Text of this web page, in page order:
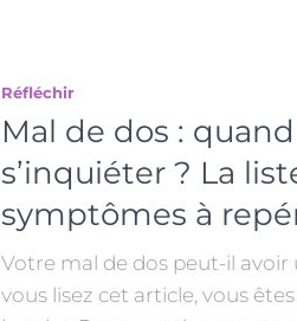
Réfléchir
Mal de dos :
s’inquiéter ? La
symptômes à
Votre mal de dos peut-il avoir
vous lisez cet article, vous